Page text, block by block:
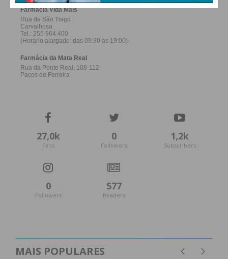
27,0k
Fans
0
Followers
1,2k
Subscribers
0
Followers
577
Readers
MAIS POPULARES